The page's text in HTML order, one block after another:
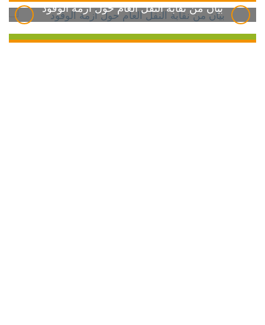
بيان من نقابة النقل العام حول أزمة الوقود